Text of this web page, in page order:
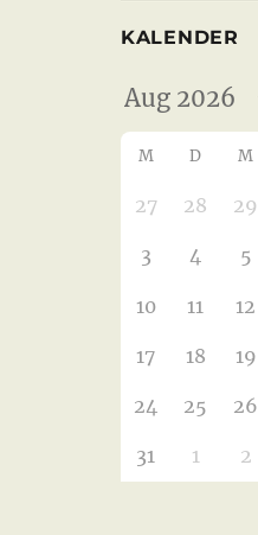
KALENDER
M D M
27 28 29
3 4 5
10 11 12
17 18 19
24 25 26
31 1 2